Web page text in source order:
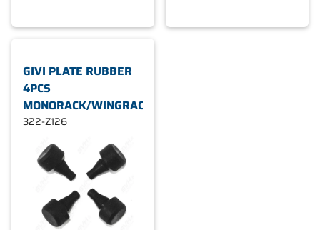
GIVI PLATE RUBBER
4PCS
MONORACK/WINGRACK
322-Z126